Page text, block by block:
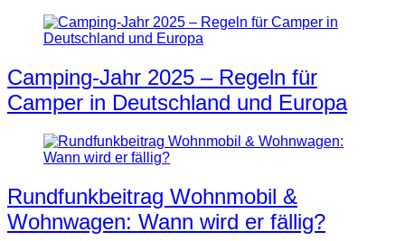
Camping-Jahr 2025 – Regeln für
Camper in Deutschland und Europa
Rundfunkbeitrag Wohnmobil &
Wohnwagen: Wann wird er fällig?